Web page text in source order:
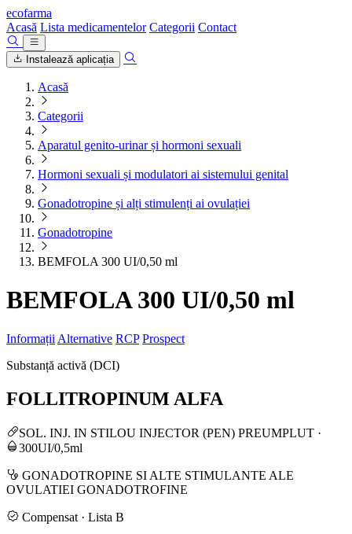
ecofarma
Acasă Lista medicamentelor Categorii Contact
Instalează aplicația
Acasă
Categorii
Aparatul genito-urinar și hormoni sexuali
Hormoni sexuali și modulatori ai sistemului genital
Gonadotropine și alți stimulenți ai ovulației
Gonadotropine
BEMFOLA 300 UI/0,50 ml
BEMFOLA 300 UI/0,50 ml
Informații Alternative RCP Prospect
Substanță activă (DCI)
FOLLITROPINUM ALFA
SOL. INJ. IN STILOU INJECTOR (PEN) PREUMPLUT ·
300UI/0,5ml
GONADOTROPINE SI ALTE STIMULANTE ALE
OVULATIEI GONADOTROFINE
Compensat · Lista B